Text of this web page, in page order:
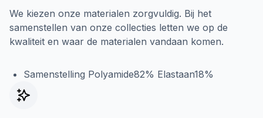
We kiezen onze materialen zorgvuldig. Bij het
samenstellen van onze collecties letten we op de
kwaliteit en waar de materialen vandaan komen.
Samenstelling Polyamide82% Elastaan18%